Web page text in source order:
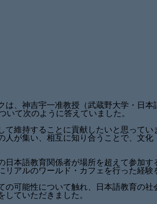
、神吉宇一准教授（武蔵野大学・日
いて次のように答えていました。
維持することに貢献したいと思って
が集い、相互に知り合うことで、文
本語教育関係者が場所を超えて参加
アルのワールド・カフェを行った経
可能性について触れ、日本語教育の社
ていただきました。